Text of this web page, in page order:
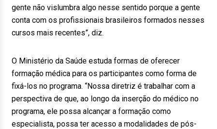
gente não vislumbra algo nesse sentido porque a gente
conta com os profissionais brasileiros formados nesses
cursos mais recentes”, diz.
O Ministério da Saúde estuda formas de oferecer
formação médica para os participantes como forma de
fixá-los no programa. “Nossa diretriz é trabalhar com a
perspectiva de que, ao longo da inserção do médico no
programa, ele possa alcançar a formação como
especialista, possa ter acesso a modalidades de pós-